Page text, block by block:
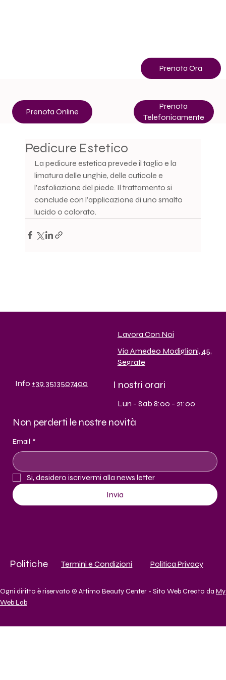
Prenota Ora
Prenota
Telefonicamente
Prenota Online
Pedicure Estetico
La pedicure estetica prevede il taglio e la
limatura delle unghie, delle cuticole e
l’esfoliazione del piede. Il trattamento si
conclude con l’applicazione di uno smalto
lucido o colorato.
I nostri orari
Lun - Sab 8:00 - 21:00
Info+39 3513507400
Via Amedeo Modigliani, 45,
Segrate
Lavora Con Noi
Non perderti le nostre novità
Email *
Si, desidero iscrivermi alla news letter
Invia
Politiche
Ogni diritto è riservato © Attimo Beauty Center - Sito Web Creato da My
Web Lab
Termini e Condizioni Politica Privacy